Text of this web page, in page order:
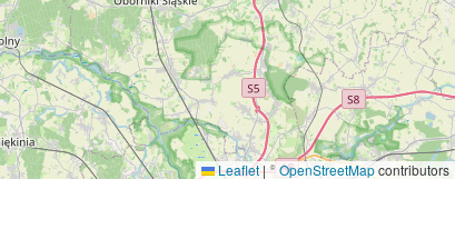
Leaflet|© OpenStreetMapcontributors